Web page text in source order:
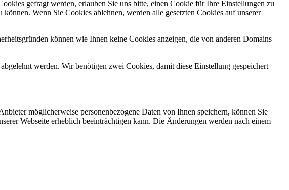
gefragt werden, erlauben Sie uns bitte, einen Cookie für Ihre Einstellungen zu
Wenn Sie Cookies ablehnen, werden alle gesetzten Cookies auf unserer
können wie Ihnen keine Cookies anzeigen, die von anderen Domains
werden. Wir benötigen zwei Cookies, damit diese Einstellung gespeichert
möglicherweise personenbezogene Daten von Ihnen speichern, können Sie
Webseite erheblich beeinträchtigen kann. Die Änderungen werden nach einem